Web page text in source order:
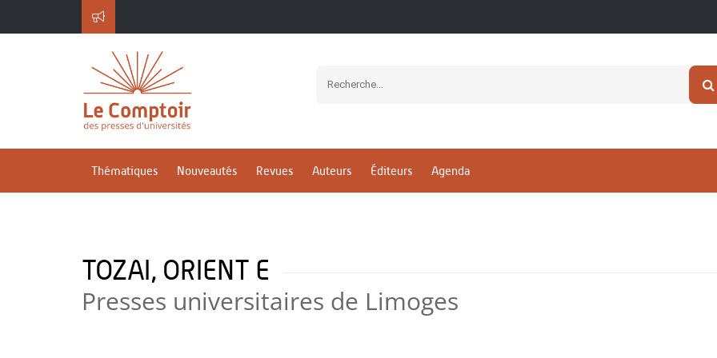
Thématiques Nouveautés Revues Auteurs Éditeurs Agenda
TOZAI, ORIENT E
Presses universitaires de Limoges